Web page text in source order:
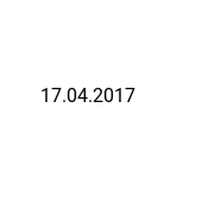
17.04.2017